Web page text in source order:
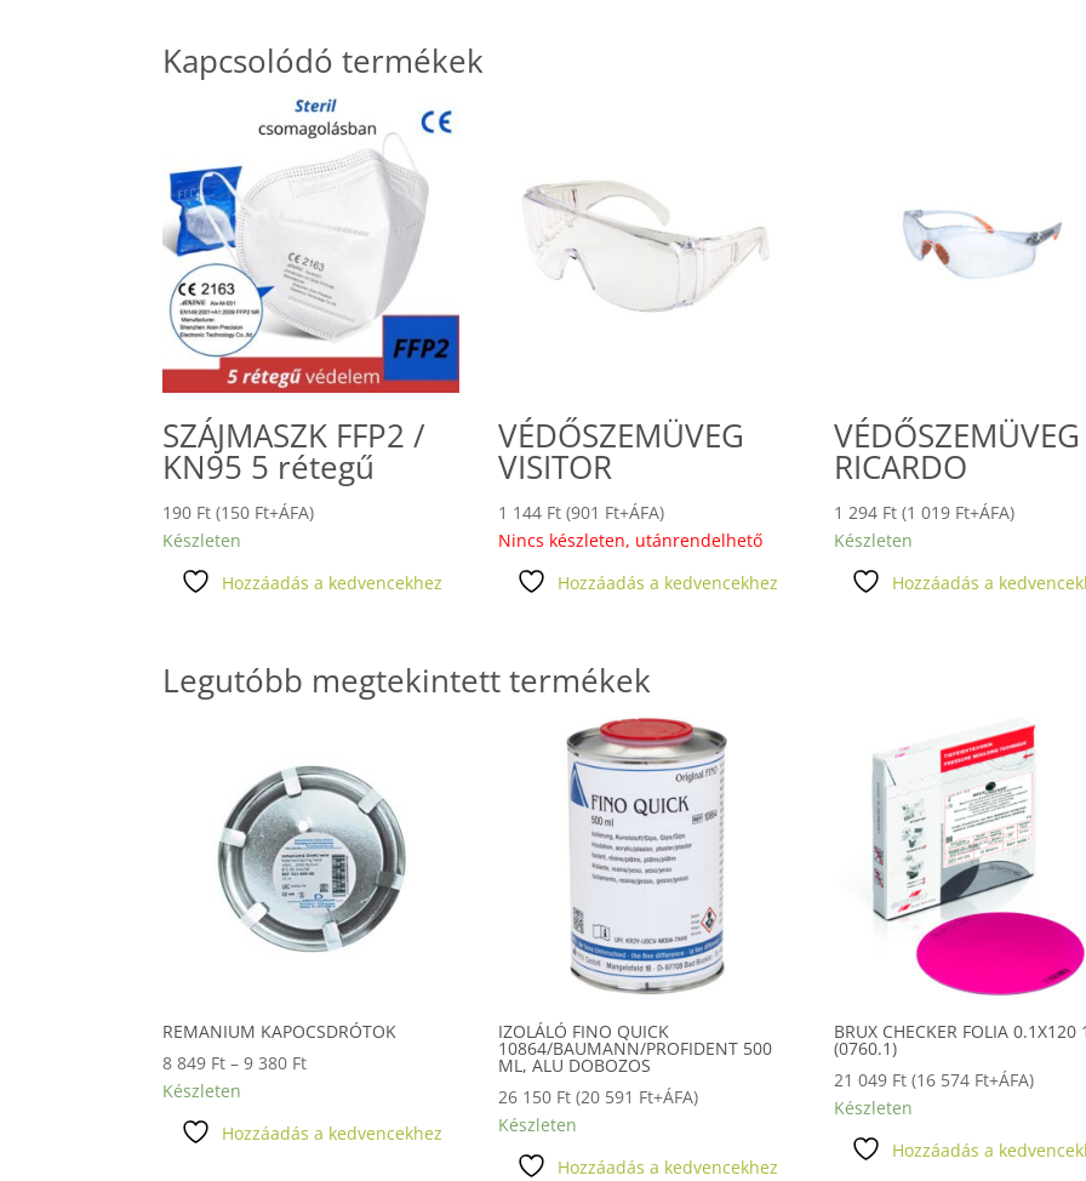
Kapcsolódó termékek
SZÁJMASZK FFP2 /
KN95 5 rétegű
190 Ft (150 Ft+ÁFA)
Készleten
Hozzáadás a kedvencekhez
VÉDŐSZEMÜVEG
VISITOR
1 144 Ft (901 Ft+ÁFA)
Nincs készleten, utánrendelhető
Hozzáadás a kedvencekhez
VÉDŐSZEMÜVEG
RICARDO
1 294 Ft (1 019 Ft+ÁFA)
Készleten
Hozzáadás a
Legutóbb megtekintett termékek
REMANIUM KAPOCSDRÓTOK
8 849 Ft – 9 380 FtÁrtartomány:
-
Készleten
Hozzáadás a kedvencekhez
IZOLÁLÓ FINO QUICK
10864/BAUMANN/PROFIDENT 500
ML, ALU DOBOZOS
26 150 Ft (20 591 Ft+ÁFA)
Készleten
Hozzáadás a kedvencekhez
BRUX CHECKER FOLIA 0.1X120
(0760.1)
21 049 Ft (16 574 Ft+ÁFA)
Készleten
Hozzáadás a